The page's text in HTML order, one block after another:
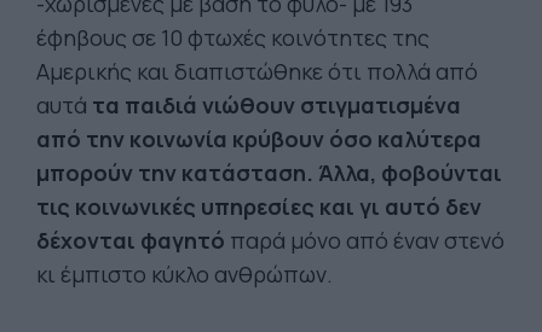
έφηβους σε 10 φτωχές κοινότητες της
Αμερικής και διαπιστώθηκε ότι πολλά από
αυτά τα παιδιά νιώθουν στιγματισμένα
από την κοινωνία κρύβουν όσο καλύτερα
μπορούν την κατάσταση. Άλλα, φοβούνται
τις κοινωνικές υπηρεσίες και γι αυτό δεν
δέχονται φαγητό παρά μόνο από έναν στενό
κι έμπιστο κύκλο ανθρώπων.